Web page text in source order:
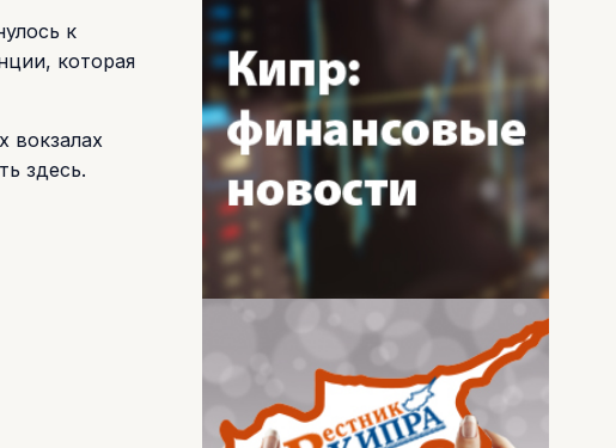
к
которая
вокзалах
здесь.